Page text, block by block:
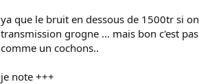
ya que le bruit en dessous de 1500tr si
transmission grogne ... mais bon c'est
comme un cochons..
je note +++